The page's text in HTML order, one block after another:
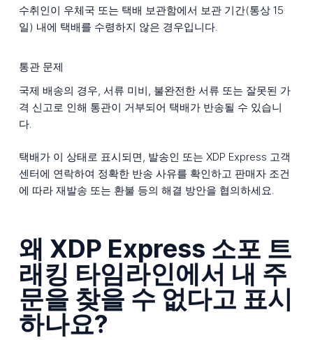
수취인이 우체국 또는 택배 보관함에서 보관 기간(통상 15
일) 내에 택배를 수령하지 않은 경우입니다.
통관 문제
국제 배송의 경우, 서류 미비, 불완전한 서류 또는 잘못된 가
격 신고로 인해 통관이 거부되어 택배가 반송될 수 있습니
다.
택배가 이 상태로 표시되면, 발송인 또는 XDP Express 고객
센터에 연락하여 정확한 반송 사유를 확인하고 판매자 조건
에 따라 재발송 또는 환불 등의 해결 방안을 협의하세요.
왜 XDP Express 소포 트
래킹 타임라인에서 내 주
문을 찾을 수 없다고 표시
하나요?